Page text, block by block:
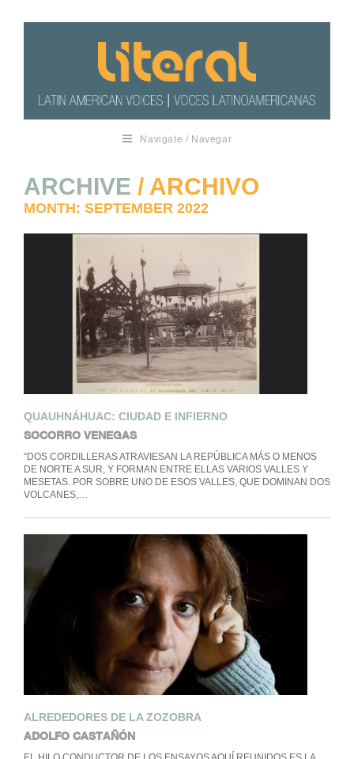
Navigate / Navegar
ARCHIVE / ARCHIVO
MONTH: SEPTEMBER 2022
QUAUHNÁHUAC: CIUDAD E INFIERNO
SOCORRO VENEGAS
“DOS CORDILLERAS ATRAVIESAN LA REPÚBLICA MÁS O MENOS
DE NORTE A SUR, Y FORMAN ENTRE ELLAS VARIOS VALLES Y
MESETAS. POR SOBRE UNO DE ESOS VALLES, QUE DOMINAN DOS
VOLCANES,…
ALREDEDORES DE LA ZOZOBRA
ADOLFO CASTAÑÓN